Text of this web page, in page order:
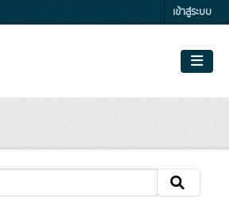
เข้าสู่ระบบ